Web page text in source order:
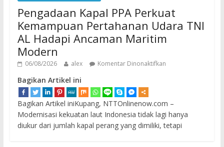
Pengadaan Kapal PPA Perkuat
Kemampuan Pertahanan Udara TNI
AL Hadapi Ancaman Maritim
Modern
06/08/2026 alex Komentar Dinonaktifkan
Bagikan Artikel ini
Bagikan Artikel iniKupang, NTTOnlinenow.com –
Modernisasi kekuatan laut Indonesia tidak lagi hanya
diukur dari jumlah kapal perang yang dimiliki, tetapi